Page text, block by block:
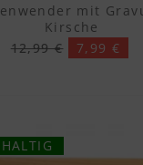
mit
Kirsche
12,99 €
7,99 €